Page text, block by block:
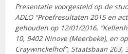
Presentatie voorgesteld op de
ADLO “Proefresultaten 2015 en
gehouden op 12/01/2016,
10, 9402 Ninove (Meerbeke), en
Craywinckelhof”, Staatsbaan 263,